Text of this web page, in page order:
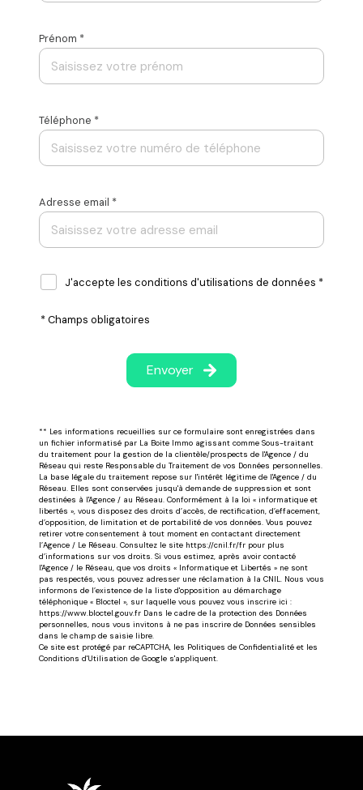
Prénom *
Téléphone *
Adresse email *
J'accepte les conditions d'utilisations de données *
* Champs obligatoires
Envoyer
** Les informations recueillies sur ce formulaire sont enregistrées dans
un fichier informatisé par La Boite Immo agissant comme Sous-traitant
du traitement pour la gestion de la clientèle/prospects de l'Agence / du
Réseau qui reste Responsable du Traitement de vos Données personnelles.
La base légale du traitement repose sur l'intérêt légitime de l'Agence / du
Réseau. Elles sont conservées jusqu'à demande de suppression et sont
destinées à l'Agence / au Réseau. Conformément à la loi « informatique et
libertés », vous disposez des droits d’accès, de rectification, d’effacement,
d’opposition, de limitation et de portabilité de vos données. Vous pouvez
retirer votre consentement à tout moment en contactant directement
l’Agence / Le Réseau. Consultez le site https://cnil.fr/fr pour plus
d’informations sur vos droits. Si vous estimez, après avoir contacté
l'Agence / le Réseau, que vos droits « Informatique et Libertés » ne sont
pas respectés, vous pouvez adresser une réclamation à la CNIL. Nous vous
informons de l’existence de la liste d'opposition au démarchage
téléphonique « Bloctel », sur laquelle vous pouvez vous inscrire ici :
https://www.bloctel.gouv.fr Dans le cadre de la protection des Données
personnelles, nous vous invitons à ne pas inscrire de Données sensibles
dans le champ de saisie libre.
Ce site est protégé par reCAPTCHA, les Politiques de Confidentialité et les
Conditions d'Utilisation de Google s'appliquent.